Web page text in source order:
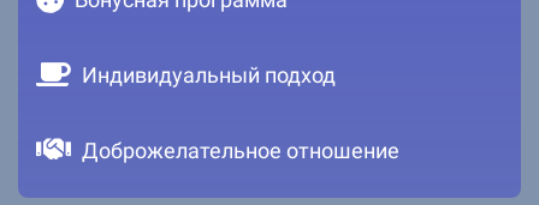
Индивидуальный подход
Доброжелательное отношение